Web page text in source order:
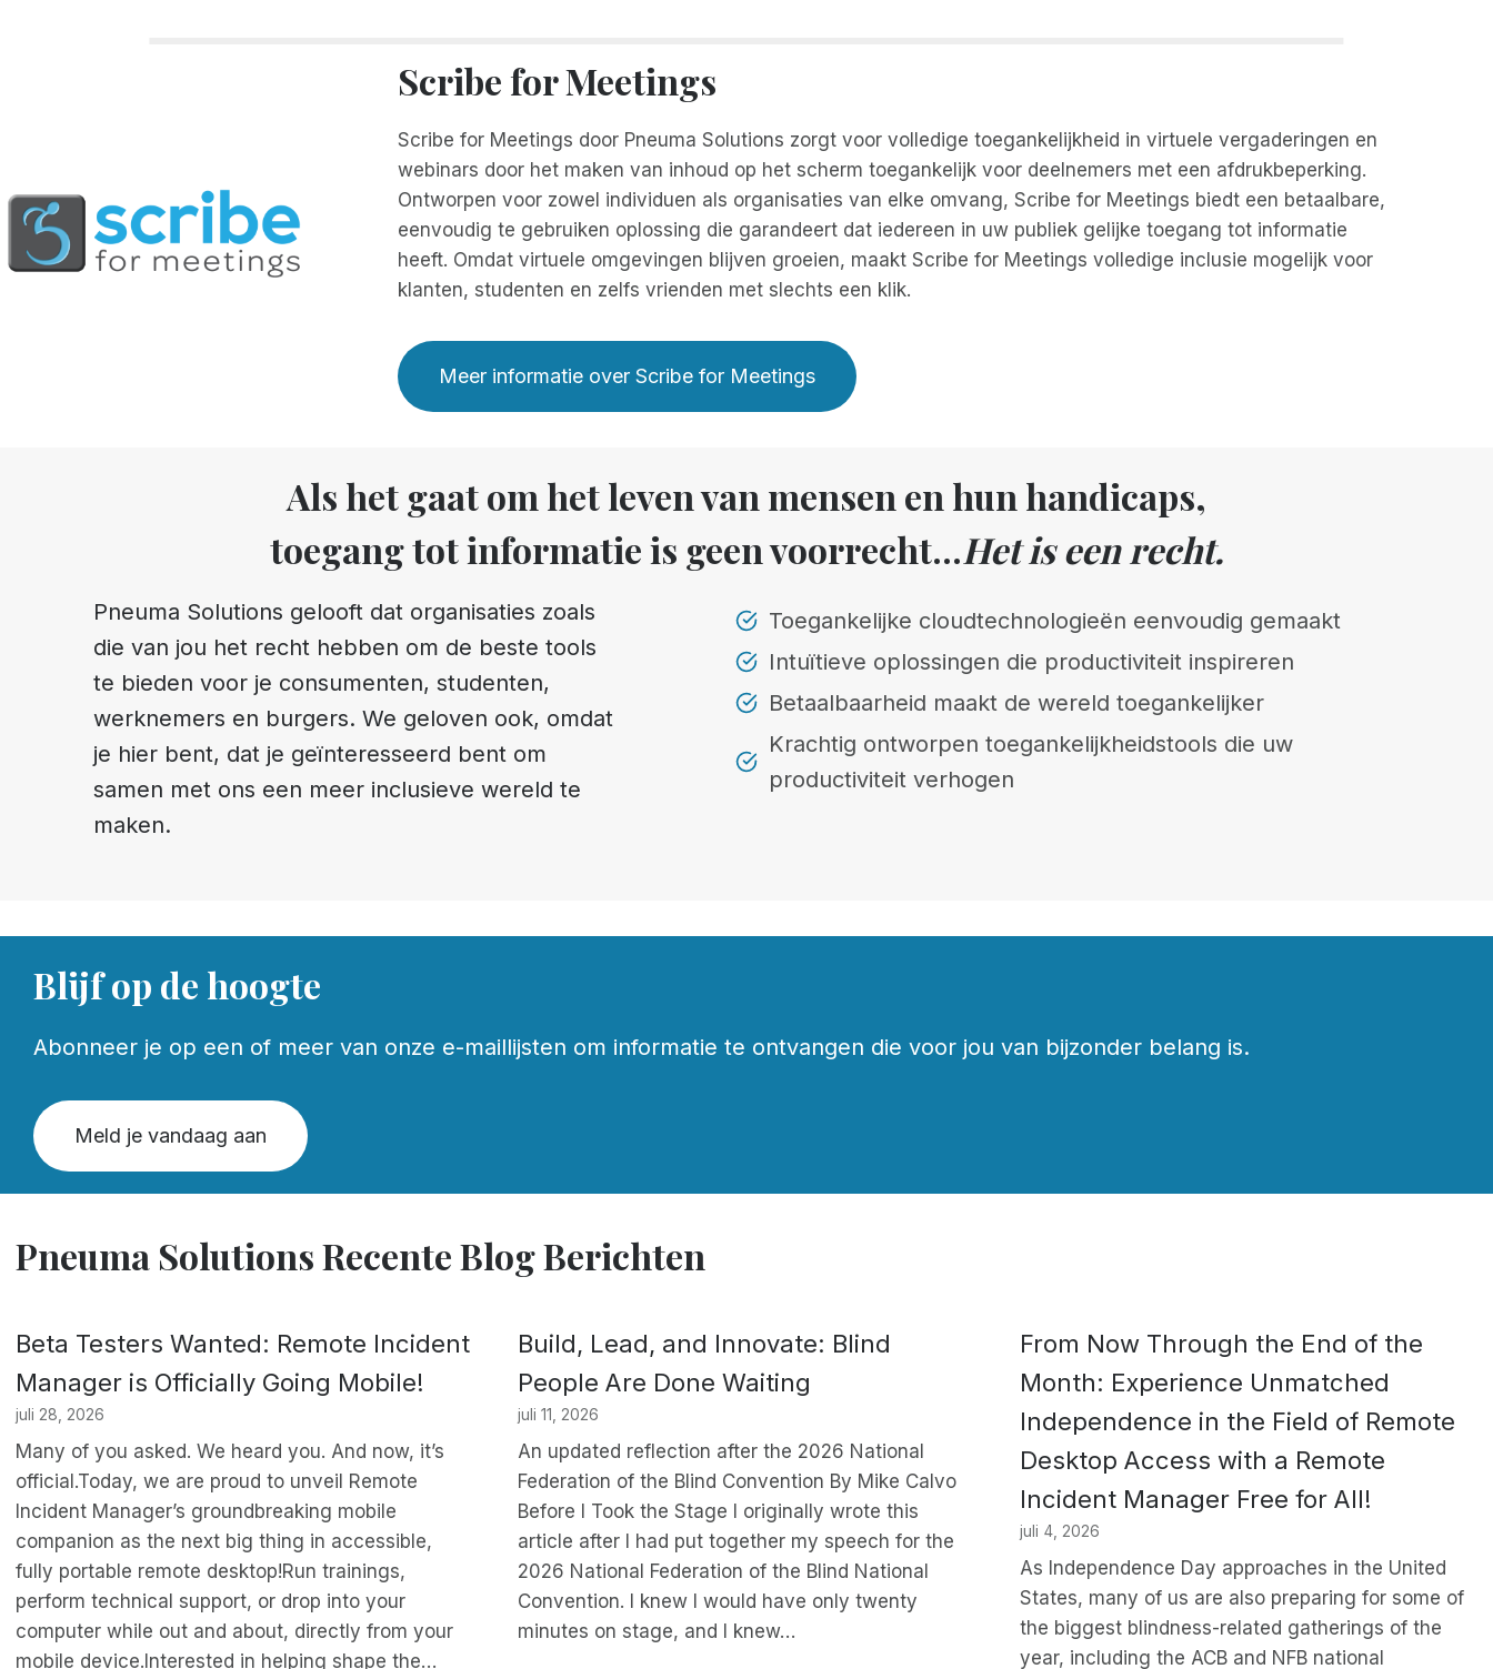
Scribe for Meetings
Scribe for Meetings door Pneuma Solutions zorgt voor volledige toegankelijkheid in virtuele vergaderingen en
webinars door het maken van inhoud op het scherm toegankelijk voor deelnemers met een afdrukbeperking.
Ontworpen voor zowel individuen als organisaties van elke omvang, Scribe for Meetings biedt een betaalbare,
eenvoudig te gebruiken oplossing die garandeert dat iedereen in uw publiek gelijke toegang tot informatie
heeft. Omdat virtuele omgevingen blijven groeien, maakt Scribe for Meetings volledige inclusie mogelijk voor
klanten, studenten en zelfs vrienden met slechts een klik.
Meer informatie over Scribe for Meetings
Als het gaat om het leven van mensen en hun handicaps,
toegang tot informatie is geen voorrecht...Het is een recht.
Pneuma Solutions gelooft dat organisaties zoals
die van jou het recht hebben om de beste tools
te bieden voor je consumenten, studenten,
werknemers en burgers. We geloven ook, omdat
je hier bent, dat je geïnteresseerd bent om
samen met ons een meer inclusieve wereld te
maken.
Toegankelijke cloudtechnologieën eenvoudig gemaakt
Intuïtieve oplossingen die productiviteit inspireren
Betaalbaarheid maakt de wereld toegankelijker
Krachtig ontworpen toegankelijkheidstools die uw
productiviteit verhogen
Blijf op de hoogte
Abonneer je op een of meer van onze e-maillijsten om informatie te ontvangen die voor jou van bijzonder belang is.
Meld je vandaag aan
Pneuma Solutions Recente Blog Berichten
Beta Testers Wanted: Remote Incident
Manager is Officially Going Mobile!
juli 28, 2026
Many of you asked. We heard you. And now, it’s
official.Today, we are proud to unveil Remote
Incident Manager’s groundbreaking mobile
companion as the next big thing in accessible,
fully portable remote desktop!Run trainings,
perform technical support, or drop into your
computer while out and about, directly from your
mobile device.Interested in helping shape the…
Build, Lead, and Innovate: Blind
People Are Done Waiting
juli 11, 2026
An updated reflection after the 2026 National
Federation of the Blind Convention By Mike Calvo
Before I Took the Stage I originally wrote this
article after I had put together my speech for the
2026 National Federation of the Blind National
Convention. I knew I would have only twenty
minutes on stage, and I knew…
From Now Through the End of the
Month: Experience Unmatched
Independence in the Field of Remote
Desktop Access with a Remote
Incident Manager Free for All!
juli 4, 2026
As Independence Day approaches in the United
States, many of us are also preparing for some of
the biggest blindness-related gatherings of the
year, including the ACB and NFB national